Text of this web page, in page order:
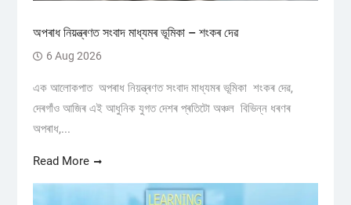
অপৰাধ নিয়ন্ত্ৰণত সংবাদ মাধ্যমৰ ভূমিকা – শংকৰ দেৱ
6 Aug 2026
এক আলোকপাত অপৰাধ নিয়ন্ত্ৰণত সংবাদ মাধ্যমৰ ভূমিকা শংকৰ দেৱ,
দেৰগাঁও আজিৰ এই আধুনিক যুগত দেশৰ প্ৰতিটো অঞ্চল বিভিন্ন ধৰণৰ
অপৰাধ,...
Read More